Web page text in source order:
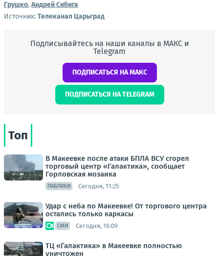
Грушко, Андрей Сибига
Источник: Телеканал Царьград
Подписывайтесь на наши каналы в МАКС и
Telegram
ПОДПИСАТЬСЯ НА МАКС
ПОДПИСАТЬСЯ НА TELEGRAM
Топ
В Макеевке после атаки БПЛА ВСУ сгорел
торговый центр «Галактика», сообщает
Горловская мозаика
ПАБЛИКИ Сегодня, 11:25
Удар с неба по Макеевке! От торгового центра
остались только каркасы
СМИ Сегодня, 16:09
ТЦ «Галактика» в Макеевке полностью
уничтожен